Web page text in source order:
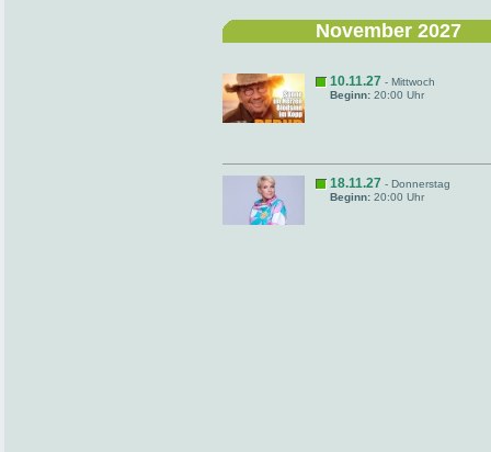
November 2027
10.11.27 - Mittwoch
Beginn: 20:00 Uhr
18.11.27 - Donnerstag
Beginn: 20:00 Uhr